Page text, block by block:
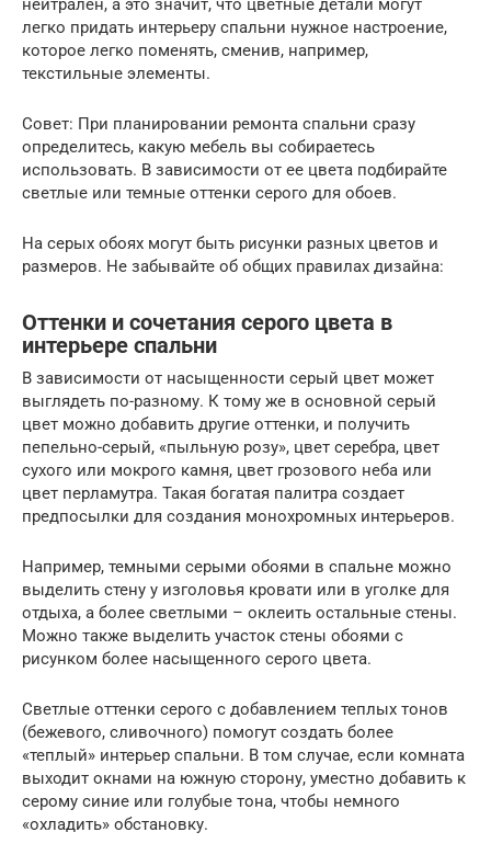
нейтрален, а это значит, что цветные детали могут
легко придать интерьеру спальни нужное настроение,
которое легко поменять, сменив, например,
текстильные элементы.
Совет: При планировании ремонта спальни сразу
определитесь, какую мебель вы собираетесь
использовать. В зависимости от ее цвета подбирайте
светлые или темные оттенки серого для обоев.
На серых обоях могут быть рисунки разных цветов и
размеров. Не забывайте об общих правилах дизайна:
Оттенки и сочетания серого цвета в
интерьере спальни
В зависимости от насыщенности серый цвет может
выглядеть по-разному. К тому же в основной серый
цвет можно добавить другие оттенки, и получить
пепельно-серый, «пыльную розу», цвет серебра, цвет
сухого или мокрого камня, цвет грозового неба или
цвет перламутра. Такая богатая палитра создает
предпосылки для создания монохромных интерьеров.
Например, темными серыми обоями в спальне можно
выделить стену у изголовья кровати или в уголке для
отдыха, а более светлыми – оклеить остальные стены.
Можно также выделить участок стены обоями с
рисунком более насыщенного серого цвета.
Светлые оттенки серого с добавлением теплых тонов
(бежевого, сливочного) помогут создать более
«теплый» интерьер спальни. В том случае, если комната
выходит окнами на южную сторону, уместно добавить к
серому синие или голубые тона, чтобы немного
«охладить» обстановку.